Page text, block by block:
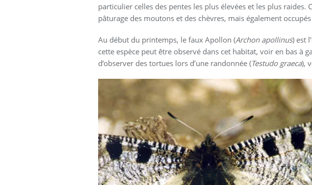
particulier celles des pentes les plus élevées et les plus
pâturage des moutons et des chèvres, mais également
Au début du printemps, le faux Apollon (Archon apollinus) est
cette espèce peut être observé dans cet habitat, voir en bas à
d’observer des tortues lors d’une randonnée (Testudo graeca),